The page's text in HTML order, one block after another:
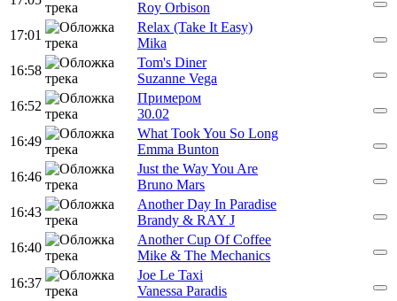
Roy Orbison
17:01
Relax (Take It Easy)
Mika
16:58
Tom's Diner
Suzanne Vega
16:52
Примером
30.02
16:49
What Took You So Long
Emma Bunton
16:46
Just the Way You Are
Bruno Mars
16:43
Another Day In Paradise
Brandy & RAY J
16:40
Another Cup Of Coffee
Mike & The Mechanics
16:37
Joe Le Taxi
Vanessa Paradis